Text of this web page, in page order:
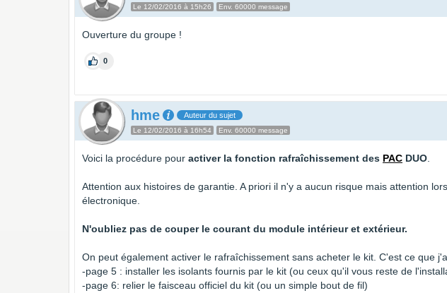
Le 12/02/2016 à 15h26 Env. 60000 message
Ouverture du groupe !
0
hme Auteur du sujet
Le 12/02/2016 à 16h54 Env. 60000 message
Voici la procédure pour activer la fonction rafraîchissement des PAC DUO
Attention aux histoires de garantie. A priori il n'y a aucun risque mais attention
électronique.
N'oubliez pas de couper le courant du module intérieur et extérieur.
On peut également activer le rafraîchissement sans acheter le kit. C'est ce que
-page 5 : installer les isolants fournis par le kit (ou ceux qu'il vous reste de
-page 6: relier le faisceau officiel du kit (ou un simple bout de fil)